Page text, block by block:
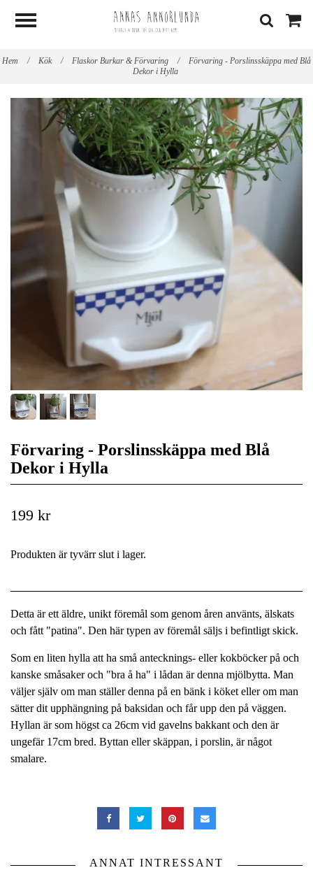
Hem / Kök / Flaskor Burkar & Förvaring /
Förvaring - Porslinsskäppa med Blå
Dekor i Hylla
Förvaring - Porslinsskäppa med Blå
Dekor i Hylla
199 kr
Produkten är tyvärr slut i lager.
Detta är ett äldre, unikt föremål som genom åren använts, älskats
och fått "patina". Den här typen av föremål säljs i befintligt skick.
Som en liten hylla att ha små antecknings- eller kokböcker på och
kanske småsaker och "bra å ha" i lådan är denna mjölbytta. Man
väljer själv om man ställer denna på en bänk i köket eller om man
sätter dit upphängning på baksidan och får upp den på väggen.
Hyllan är som högst ca 26cm vid gavelns bakkant och den är
ungefär 17cm bred. Byttan eller skäppan, i porslin, är något
smalare.
ANNAT INTRESSANT